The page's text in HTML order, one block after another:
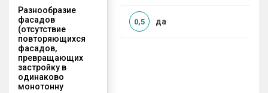
Разнообразие
фасадов
(отсутствие
повторяющихся
фасадов,
превращающих
застройку в
одинаково
монотонну
да
0,5